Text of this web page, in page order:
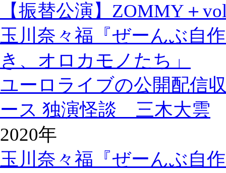
【振替公演】ZOMMY＋
玉川奈々福『ぜーんぶ自
き、オロカモノたち」
ユーロライブの公開配信
ース 独演怪談 三木大雲
2020年
玉川奈々福『ぜーんぶ自